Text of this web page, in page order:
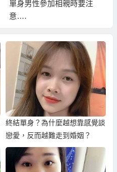
單身男性參加相親時要注
意….
終結單身？為什麼越想靠感覺談
戀愛，反而越難走到婚姻？